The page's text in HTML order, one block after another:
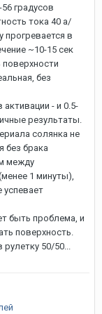
градусов
тока 40 а/
прогревается в
~10-15 сек
без
- и 0.5-
результаты.
солянка не
без брака
между
1 минуты),
успевает
быть проблема, и
поверхность.
рулетку 50/50...